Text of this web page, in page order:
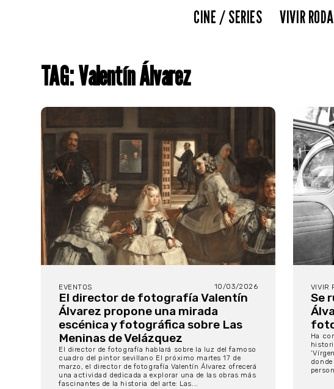
CINE / SERIES VIVIR
TAG: Valentín Álvarez
EVENTOS 10/03/2026
El director de fotografía Valentín
Álvarez propone una mirada
escénica y fotográfica sobre Las
Meninas de Velázquez
El director de fotografía hablará sobre la luz del famoso
cuadro del pintor sevillano El próximo martes 17 de
marzo, el director de fotografía Valentín Álvarez ofrecerá
una actividad dedicada a explorar una de las obras más
fascinantes de la historia del arte: Las...
VIVIR
Se
Ha